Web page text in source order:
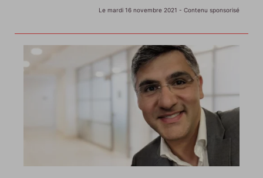
Le mardi 16 novembre 2021 - Contenu sponsorisé